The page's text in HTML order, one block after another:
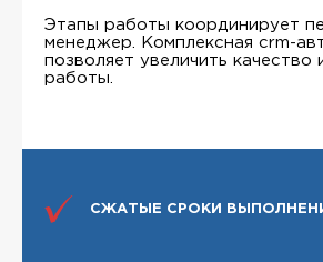
Этапы работы координирует
менеджер. Комплексная crm-
позволяет увеличить качество
работы.
СЖАТЫЕ СРОКИ